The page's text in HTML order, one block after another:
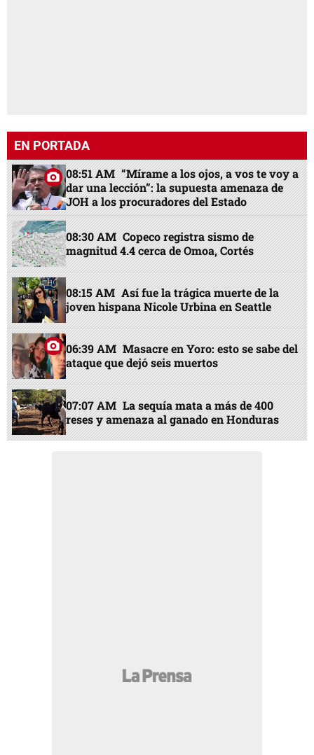
EN PORTADA
08:51 AM “Mírame a los ojos, a vos te voy a
dar una lección”: la supuesta amenaza de
JOH a los procuradores del Estado
08:30 AM Copeco registra sismo de
magnitud 4.4 cerca de Omoa, Cortés
08:15 AM Así fue la trágica muerte de la
joven hispana Nicole Urbina en Seattle
06:39 AM Masacre en Yoro: esto se sabe del
ataque que dejó seis muertos
07:07 AM La sequía mata a más de 400
reses y amenaza al ganado en Honduras